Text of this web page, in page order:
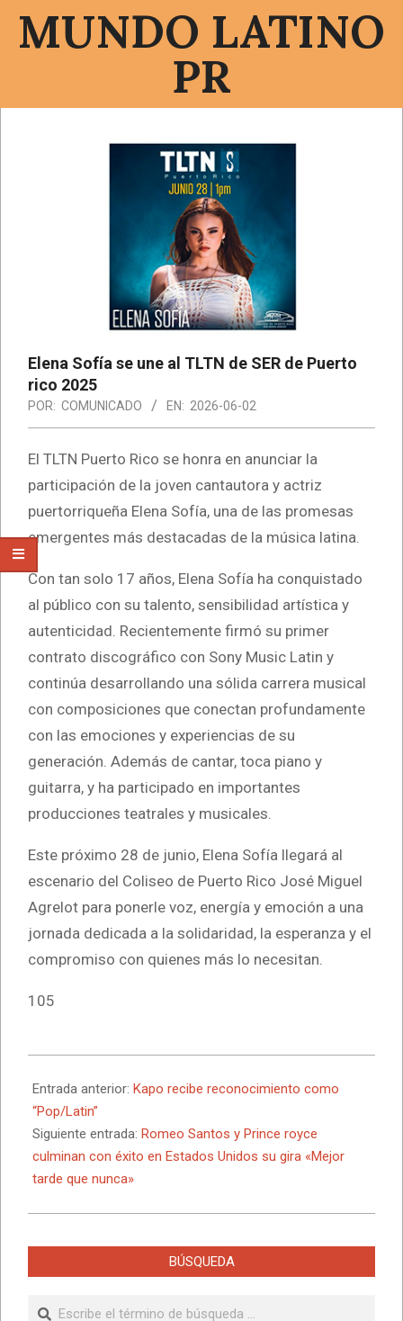
MUNDO LATINO
PR
Elena Sofía se une al TLTN de SER de Puerto
rico 2025
POR: COMUNICADO EN: 2026-06-02
El TLTN Puerto Rico se honra en anunciar la
participación de la joven cantautora y actriz
puertorriqueña Elena Sofía, una de las promesas
emergentes más destacadas de la música latina.
Con tan solo 17 años, Elena Sofía ha conquistado
al público con su talento, sensibilidad artística y
autenticidad. Recientemente firmó su primer
contrato discográfico con Sony Music Latin y
continúa desarrollando una sólida carrera musical
con composiciones que conectan profundamente
con las emociones y experiencias de su
generación. Además de cantar, toca piano y
guitarra, y ha participado en importantes
producciones teatrales y musicales.
Este próximo 28 de junio, Elena Sofía llegará al
escenario del Coliseo de Puerto Rico José Miguel
Agrelot para ponerle voz, energía y emoción a una
jornada dedicada a la solidaridad, la esperanza y el
compromiso con quienes más lo necesitan.
105
06-
02
Entrada anterior: Kapo recibe reconocimiento como
“Pop/Latin”
Siguiente entrada: Romeo Santos y Prince royce
culminan con éxito en Estados Unidos su gira «Mejor
tarde que nunca»
BÚSQUEDA
Buscar